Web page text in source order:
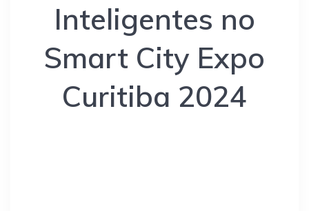
Inteligentes no
Smart City Expo
Curitiba 2024